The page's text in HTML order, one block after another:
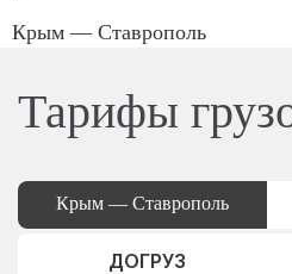
Крым — Ставрополь
Тарифы
Крым — Ставрополь
ДОГРУЗ